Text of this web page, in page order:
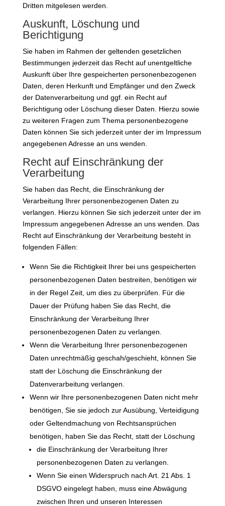
Dritten mitgelesen werden.
Auskunft, Löschung und
Berichtigung
Sie haben im Rahmen der geltenden gesetzlichen
Bestimmungen jederzeit das Recht auf unentgeltliche
Auskunft über Ihre gespeicherten personenbezogenen
Daten, deren Herkunft und Empfänger und den Zweck
der Datenverarbeitung und ggf. ein Recht auf
Berichtigung oder Löschung dieser Daten. Hierzu sowie
zu weiteren Fragen zum Thema personenbezogene
Daten können Sie sich jederzeit unter der im Impressum
angegebenen Adresse an uns wenden.
Recht auf Einschränkung der
Verarbeitung
Sie haben das Recht, die Einschränkung der
Verarbeitung Ihrer personenbezogenen Daten zu
verlangen. Hierzu können Sie sich jederzeit unter der im
Impressum angegebenen Adresse an uns wenden. Das
Recht auf Einschränkung der Verarbeitung besteht in
folgenden Fällen:
Wenn Sie die Richtigkeit Ihrer bei uns gespeicherten
personenbezogenen Daten bestreiten, benötigen wir
in der Regel Zeit, um dies zu überprüfen. Für die
Dauer der Prüfung haben Sie das Recht, die
Einschränkung der Verarbeitung Ihrer
personenbezogenen Daten zu verlangen.
Wenn die Verarbeitung Ihrer personenbezogenen
Daten unrechtmäßig geschah/geschieht, können Sie
statt der Löschung die Einschränkung der
Datenverarbeitung verlangen.
Wenn wir Ihre personenbezogenen Daten nicht mehr
benötigen, Sie sie jedoch zur Ausübung, Verteidigung
oder Geltendmachung von Rechtsansprüchen
benötigen, haben Sie das Recht, statt der Löschung
die Einschränkung der Verarbeitung Ihrer
personenbezogenen Daten zu verlangen.
Wenn Sie einen Widerspruch nach Art. 21 Abs. 1
DSGVO eingelegt haben, muss eine Abwägung
zwischen Ihren und unseren Interessen